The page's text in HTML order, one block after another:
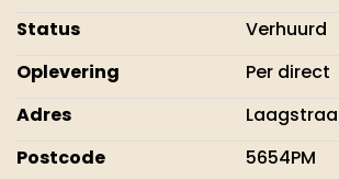
Status
Verhuurd
Oplevering
Per direct
Adres
Postcode
5654PM